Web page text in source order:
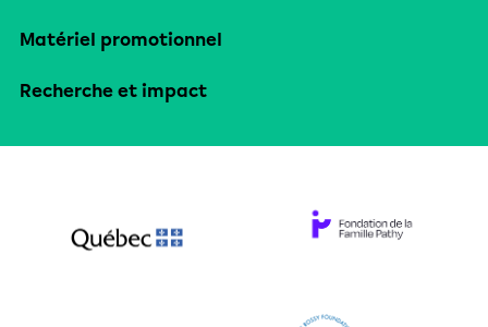
Matériel promotionnel
Recherche et impact